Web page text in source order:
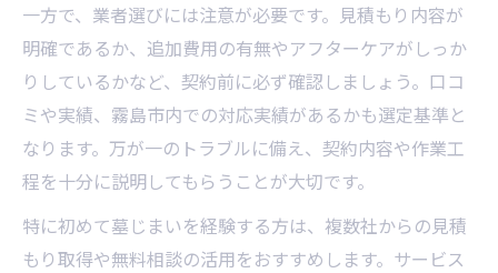
一方で、業者選びには注意が必要です。見積もり内容が
明確であるか、追加費用の有無やアフターケアがしっか
りしているかなど、契約前に必ず確認しましょう。口コ
ミや実績、霧島市内での対応実績があるかも選定基準と
なります。万が一のトラブルに備え、契約内容や作業工
程を十分に説明してもらうことが大切です。
特に初めて墓じまいを経験する方は、複数社からの見積
もり取得や無料相談の活用をおすすめします。サービス